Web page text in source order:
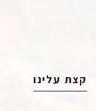
קצת עלינו